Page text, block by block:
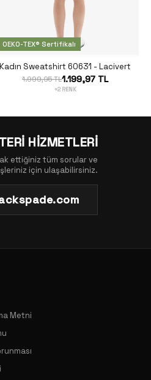
OEKO-TEX® Sertifikalı
Kadın Sweatshirt 60631 - Lacivert
1.999,95 TL1.199,97 TL
+2 RENK
HİZMETLERİ
ettiğiniz tüm sorular ve
için ulaşabilirsiniz.
Metni